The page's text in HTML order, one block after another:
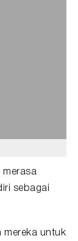
merasa
sebagai
mereka untuk